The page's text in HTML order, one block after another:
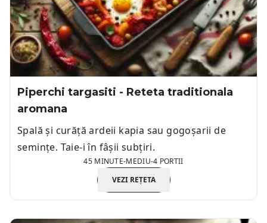
Piperchi targasiti - Reteta traditionala
aromana
Spală și curăță ardeii kapia sau gogoșarii de
semințe. Taie-i în fâșii subțiri.
45 MINUTE-MEDIU-4 PORTII
VEZI REȚETA